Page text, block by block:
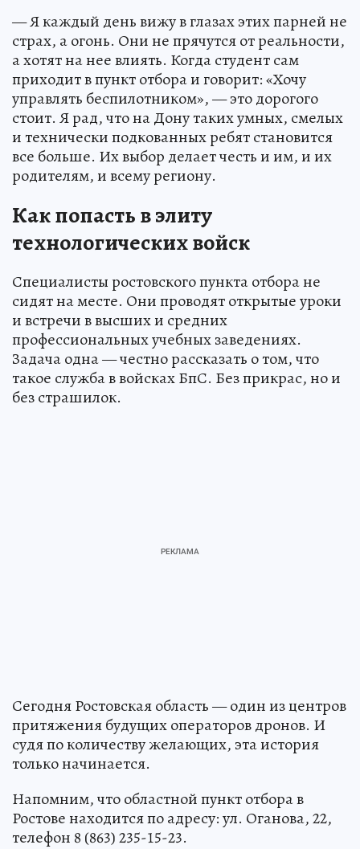
— Я каждый день вижу в глазах этих парней не
страх, а огонь. Они не прячутся от реальности,
а хотят на нее влиять. Когда студент сам
приходит в пункт отбора и говорит: «Хочу
управлять беспилотником», — это дорогого
стоит. Я рад, что на Дону таких умных, смелых
и технически подкованных ребят становится
все больше. Их выбор делает честь и им, и их
родителям, и всему региону.
Как попасть в элиту
технологических войск
Специалисты ростовского пункта отбора не
сидят на месте. Они проводят открытые уроки
и встречи в высших и средних
профессиональных учебных заведениях.
Задача одна — честно рассказать о том, что
такое служба в войсках БпС. Без прикрас, но и
без страшилок.
Сегодня Ростовская область — один из центров
притяжения будущих операторов дронов. И
судя по количеству желающих, эта история
только начинается.
Напомним, что областной пункт отбора в
Ростове находится по адресу: ул. Оганова, 22,
телефон 8 (863) 235-15-23.